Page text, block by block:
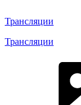
Трансляции
Трансляции